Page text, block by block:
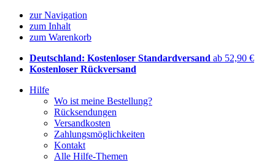
zur Navigation
zum Inhalt
zum Warenkorb
Deutschland: Kostenloser Standardversand ab 52,90 €
Kostenloser Rückversand
Hilfe
Wo ist meine Bestellung?
Rücksendungen
Versandkosten
Zahlungsmöglichkeiten
Kontakt
Alle Hilfe-Themen